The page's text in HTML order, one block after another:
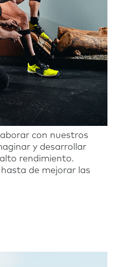
con nuestros
y desarrollar
rendimiento.
de mejorar las